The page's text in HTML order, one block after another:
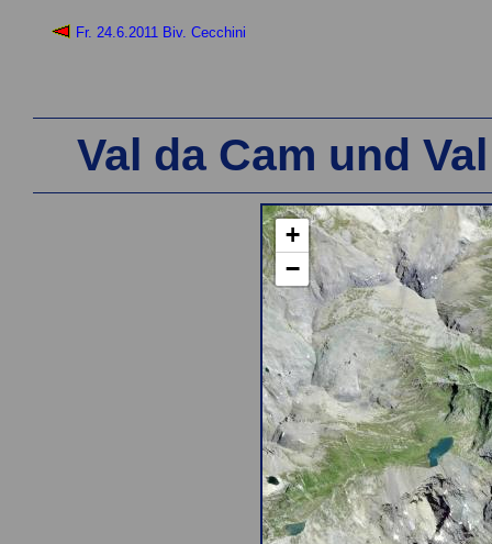
Fr. 24.6.2011 Biv. Cecchini
Val da Cam und
+
−